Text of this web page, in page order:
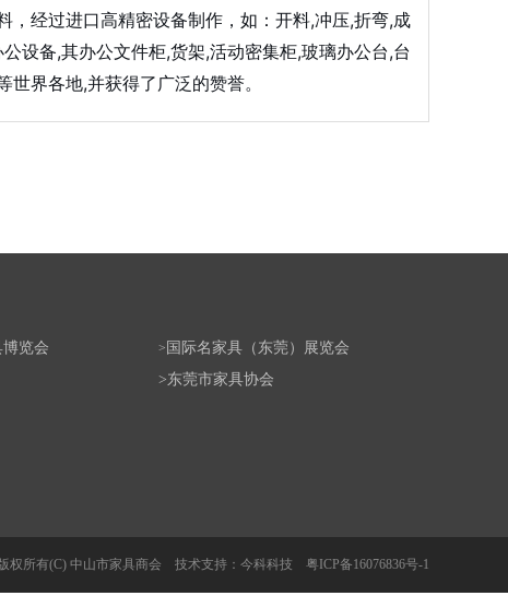
经过进口高精密设备制作，如：开料,冲压,折弯,成
设备,其办公文件柜,货架,活动密集柜,玻璃办公台,台
界各地,并获得了广泛的赞誉。
览会
> 国际名家具（东莞）展览会
>东莞市家具协会
版权所有(C) 中山市家具商会 技术支持： 今科科技 粤ICP备16076836号-1